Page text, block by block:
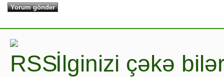
İlginizi çəkə